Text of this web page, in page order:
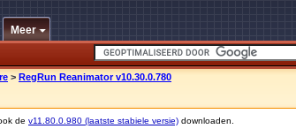
Meer
> RegRun Reanimator v10.30.0.780
de v11.80.0.980 (laatste stabiele versie) downloaden.